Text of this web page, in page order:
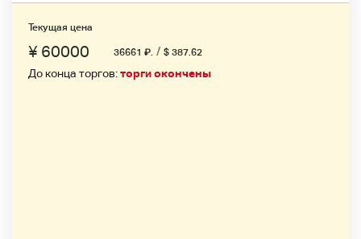
Текущая цена
¥ 60000 36661 ₽. / $ 387.62
До конца торгов:торги окончены